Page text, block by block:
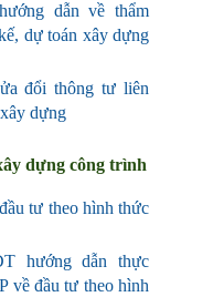
dẫn về thẩm
dự toán xây dựng
đổi thông tư liên
dựng
dựng công trình
tư theo hình thức
hướng dẫn thực
về đầu tư theo hình